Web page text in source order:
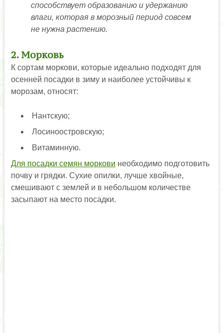
способствует образованию и удержанию
влаги, которая в морозный период совсем
не нужна растению.
2. Морковь
К сортам моркови, которые идеально подходят для
осенней посадки в зиму и наиболее устойчивы к
морозам, относят:
Нантскую;
Лосиноостровскую;
Витаминную.
Для посадки семян моркови необходимо подготовить
почву и грядки. Сухие опилки, лучше хвойные,
смешивают с землей и в небольшом количестве
засыпают на место посадки.